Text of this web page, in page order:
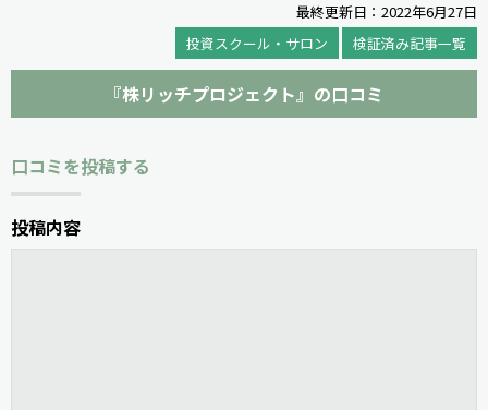
最終更新日：2022年6月27日
投資スクール・サロン
検証済み記事一覧
『株リッチプロジェクト』の口コミ
口コミを投稿する
投稿内容